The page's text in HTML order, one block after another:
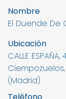
Nombre
El Duende De
Ubicación
CALLE ESPAÑA,
(Madrid)